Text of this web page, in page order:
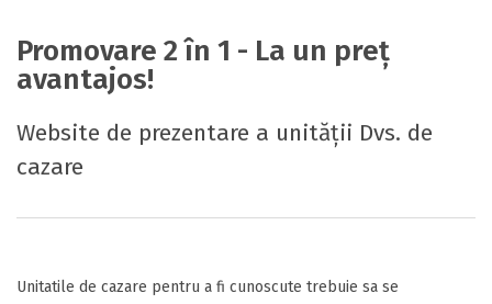
Promovare 2 în 1 - La un preț
avantajos!
Website de prezentare a unității Dvs. de
cazare
Unitatile de cazare pentru a fi cunoscute trebuie sa se